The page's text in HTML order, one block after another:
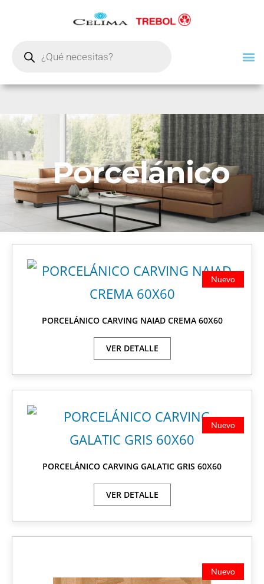
Porcelánico
Nuevo
PORCELÁNICO CARVING NAIAD CREMA 60X60
VER DETALLE
Nuevo
PORCELÁNICO CARVING GALATIC GRIS 60X60
VER DETALLE
Nuevo